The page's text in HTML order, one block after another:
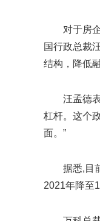
对于房
国行政总裁
结构，降低
汪孟德
杠杆。这个
面。”
据悉,目
2021年降至